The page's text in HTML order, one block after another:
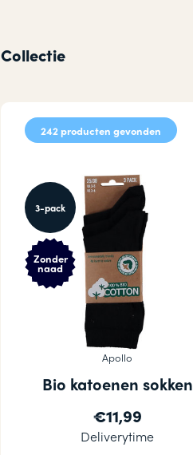
Collectie
242 producten gevonden
3-pack
Zonder
naad
Apollo
Bio katoenen sokken
€11,99
Deliverytime